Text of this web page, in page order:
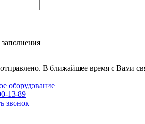
В ближайшее время с Вами
13-89
звонок